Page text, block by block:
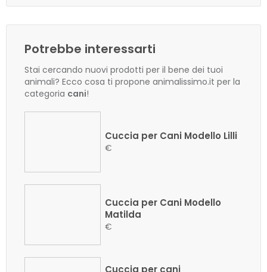
Potrebbe interessarti
Stai cercando nuovi prodotti per il bene dei tuoi
animali? Ecco cosa ti propone animalissimo.it per la
categoria cani!
Cuccia per Cani Modello Lilli
€
Cuccia per Cani Modello
Matilda
€
Cuccia per cani